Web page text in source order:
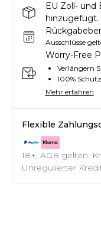
EU Zoll- und
hinzugefügt.
Ausschlüsse
Worry-Free
Verlängern
100%
Mehr erfahren
Flexible
18+, AGB gelten.
Unregulierter